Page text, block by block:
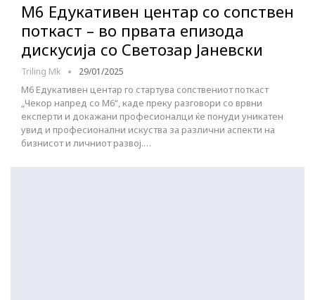
М6 Едукативен центар со сопствен
поткаст – во првата епизода
дискусија со Светозар Јаневски
Triling Mk 29/01/2025
М6 Едукативен центар го стартува сопствениот поткаст
„Чекор напред со М6“, каде преку разговори со врвни
експерти и докажани професионалци ќе понуди уникатен
увид и професионални искуства за различни аспекти на
бизнисот и личниот развој.…